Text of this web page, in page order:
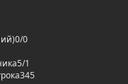
0/0
5/1
345